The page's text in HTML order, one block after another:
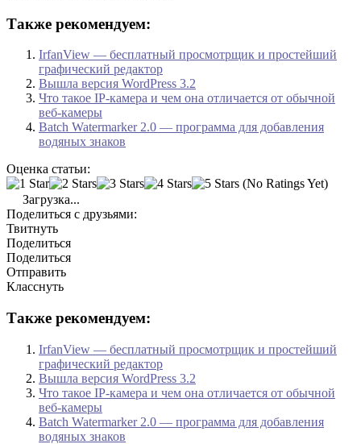
Также рекомендуем:
IrfanView — бесплатный просмотрщик и простейший
графический редактор
Вышла версия WordPress 3.2
Что такое IP-камера и чем она отличается от обычной
веб-камеры
Batch Watermarker 2.0 — программа для добавления
водяных знаков
Оценка статьи:
(No Ratings Yet)
Загрузка...
Поделиться с друзьями:
Твитнуть
Поделиться
Поделиться
Отправить
Класснуть
Также рекомендуем:
IrfanView — бесплатный просмотрщик и простейший
графический редактор
Вышла версия WordPress 3.2
Что такое IP-камера и чем она отличается от обычной
веб-камеры
Batch Watermarker 2.0 — программа для добавления
водяных знаков